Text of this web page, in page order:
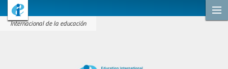
Internacional de la educación